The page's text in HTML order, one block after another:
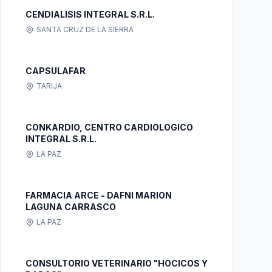
CENDIALISIS INTEGRAL S.R.L.
SANTA CRUZ DE LA SIERRA
CAPSULAFAR
TARIJA
CONKARDIO, CENTRO CARDIOLOGICO
INTEGRAL S.R.L.
LA PAZ
FARMACIA ARCE - DAFNI MARION
LAGUNA CARRASCO
LA PAZ
CONSULTORIO VETERINARIO "HOCICOS Y